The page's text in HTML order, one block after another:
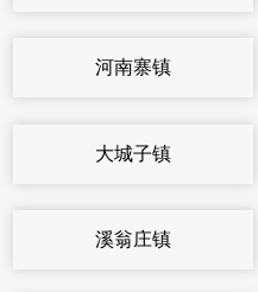
河南寨镇
大城子镇
溪翁庄镇